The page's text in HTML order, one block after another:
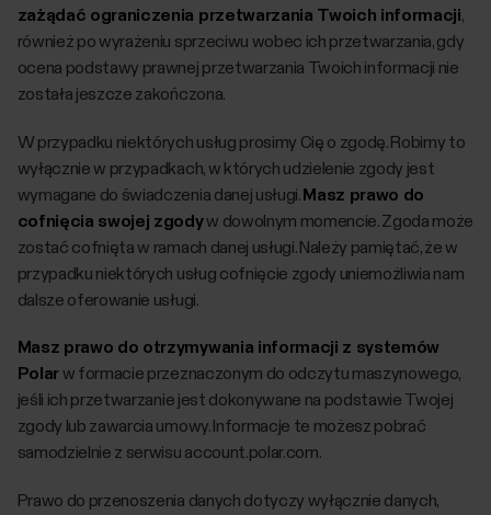
zażądać ograniczenia przetwarzania Twoich informacji,
również po wyrażeniu sprzeciwu wobec ich przetwarzania, gdy
ocena podstawy prawnej przetwarzania Twoich informacji nie
została jeszcze zakończona.
W przypadku niektórych usług prosimy Cię o zgodę. Robimy to
wyłącznie w przypadkach, w których udzielenie zgody jest
wymagane do świadczenia danej usługi. Masz prawo do
cofnięcia swojej zgodyw dowolnym momencie. Zgoda może
zostać cofnięta w ramach danej usługi. Należy pamiętać, że w
przypadku niektórych usług cofnięcie zgody uniemożliwia nam
dalsze oferowanie usługi.
Masz prawo do otrzymywania informacji z systemów
Polarw formacie przeznaczonym do odczytu maszynowego,
jeśli ich przetwarzanie jest dokonywane na podstawie Twojej
zgody lub zawarcia umowy. Informacje te możesz pobrać
samodzielnie z serwisu account.polar.com.
Prawo do przenoszenia danych dotyczy wyłącznie danych,